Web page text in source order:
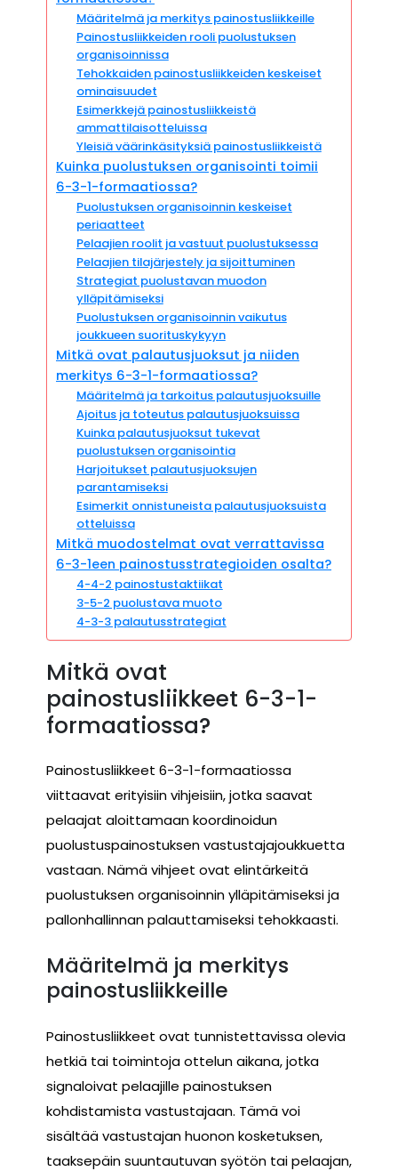
Määritelmä ja merkitys painostusliikkeille
Painostusliikkeiden rooli puolustuksen
organisoinnissa
Tehokkaiden painostusliikkeiden keskeiset
ominaisuudet
Esimerkkejä painostusliikkeistä
ammattilaisotteluissa
Yleisiä väärinkäsityksiä painostusliikkeistä
Kuinka puolustuksen organisointi toimii
6-3-1-formaatiossa?
Puolustuksen organisoinnin keskeiset
periaatteet
Pelaajien roolit ja vastuut puolustuksessa
Pelaajien tilajärjestely ja sijoittuminen
Strategiat puolustavan muodon
ylläpitämiseksi
Puolustuksen organisoinnin vaikutus
joukkueen suorituskykyyn
Mitkä ovat palautusjuoksut ja niiden
merkitys 6-3-1-formaatiossa?
Määritelmä ja tarkoitus palautusjuoksuille
Ajoitus ja toteutus palautusjuoksuissa
Kuinka palautusjuoksut tukevat
puolustuksen organisointia
Harjoitukset palautusjuoksujen
parantamiseksi
Esimerkit onnistuneista palautusjuoksuista
otteluissa
Mitkä muodostelmat ovat verrattavissa
6-3-1een painostusstrategioiden osalta?
4-4-2 painostustaktiikat
3-5-2 puolustava muoto
4-3-3 palautusstrategiat
Mitkä ovat
painostusliikkeet 6-3-1-
formaatiossa?
Painostusliikkeet 6-3-1-formaatiossa
viittaavat erityisiin vihjeisiin, jotka saavat
pelaajat aloittamaan koordinoidun
puolustuspainostuksen vastustajajoukkuetta
vastaan. Nämä vihjeet ovat elintärkeitä
puolustuksen organisoinnin ylläpitämiseksi ja
pallonhallinnan palauttamiseksi tehokkaasti.
Määritelmä ja merkitys
painostusliikkeille
Painostusliikkeet ovat tunnistettavissa olevia
hetkiä tai toimintoja ottelun aikana, jotka
signaloivat pelaajille painostuksen
kohdistamista vastustajaan. Tämä voi
sisältää vastustajan huonon kosketuksen,
taaksepäin suuntautuvan syötön tai pelaajan,